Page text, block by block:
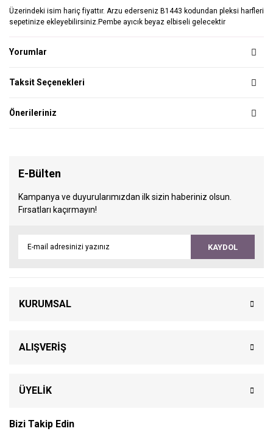
Üzerindeki isim hariç fiyattır. Arzu ederseniz B1443 kodundan pleksi harfleri
sepetinize ekleyebilirsiniz.Pembe ayıcık beyaz elbiseli gelecektir
Yorumlar
Taksit Seçenekleri
Önerileriniz
E-Bülten
Kampanya ve duyurularımızdan ilk sizin haberiniz olsun.
Fırsatları kaçırmayın!
KAYDOL
KURUMSAL
ALIŞVERİŞ
ÜYELİK
Bizi Takip Edin